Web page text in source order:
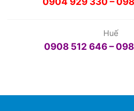
Huế
0908 512 646 –